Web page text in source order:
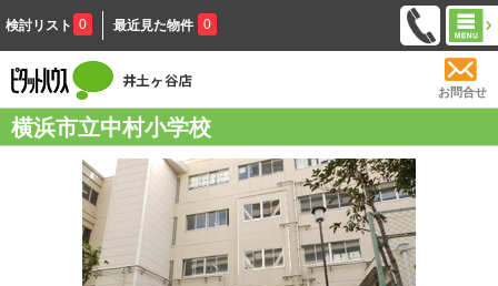
検討リスト 0 最近見た物件 0
お問合せ
横浜市立中村小学校